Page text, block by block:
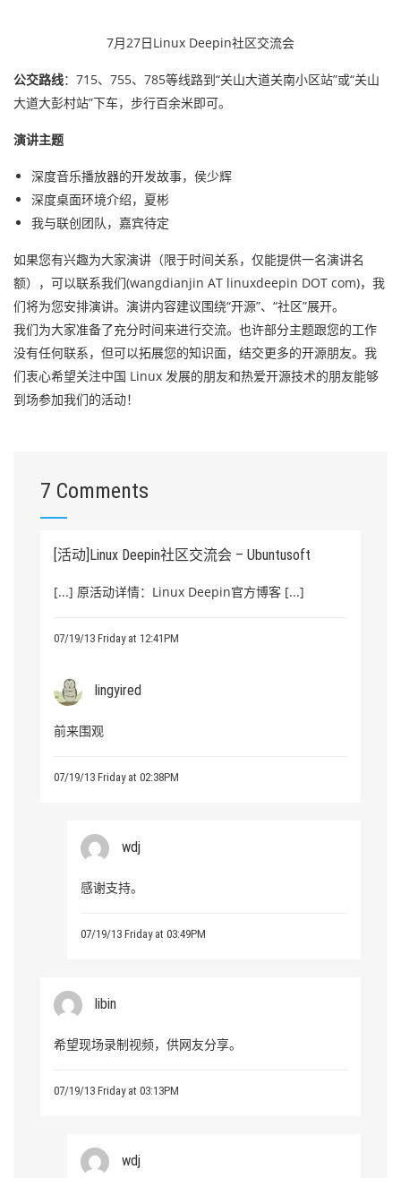
7月27日Linux Deepin社区交流会
公交路线：715、755、785等线路到“关山大道关南小区站”或“关山
大道大彭村站”下车，步行百余米即可。
演讲主题
深度音乐播放器的开发故事，侯少辉
深度桌面环境介绍，夏彬
我与联创团队，嘉宾待定
如果您有兴趣为大家演讲（限于时间关系，仅能提供一名演讲名
额），可以联系我们(wangdianjin AT linuxdeepin DOT com)，我
们将为您安排演讲。演讲内容建议围绕“开源”、“社区”展开。
我们为大家准备了充分时间来进行交流。也许部分主题跟您的工作
没有任何联系，但可以拓展您的知识面，结交更多的开源朋友。我
们衷心希望关注中国 Linux 发展的朋友和热爱开源技术的朋友能够
到场参加我们的活动！
7 Comments
[活动]Linux Deepin社区交流会 – Ubuntusoft
[...] 原活动详情：Linux Deepin官方博客 [...]
07/19/13 Friday at 12:41PM
lingyired
前来围观
07/19/13 Friday at 02:38PM
wdj
感谢支持。
07/19/13 Friday at 03:49PM
libin
希望现场录制视频，供网友分享。
07/19/13 Friday at 03:13PM
wdj